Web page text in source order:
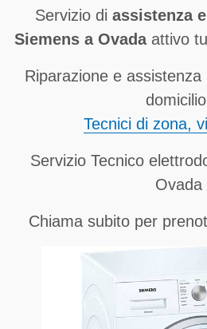
Servizio di assistenza
Siemens a Ovadaattivo
Riparazione e
Tecnici di zona,
Servizio Tecnico
Ovada
Chiama subito per